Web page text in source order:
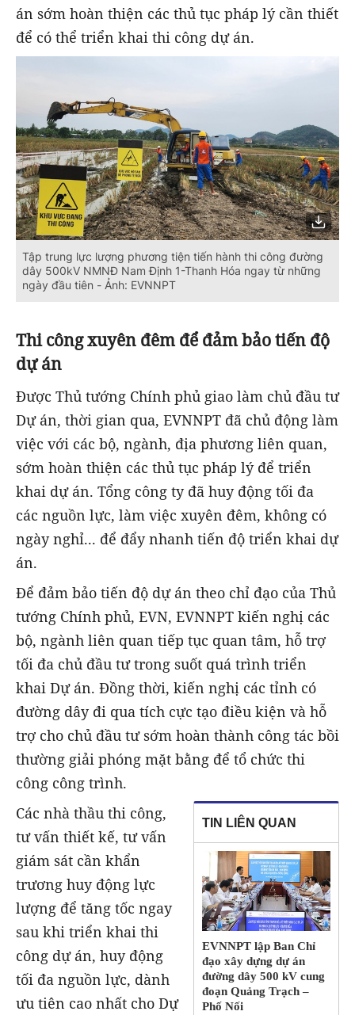
án sớm hoàn thiện các thủ tục pháp lý cần thiết
để có thể triển khai thi công dự án.
Tập trung lực lượng phương tiện tiến hành thi công đường
dây 500kV NMNĐ Nam Định 1-Thanh Hóa ngay từ những
ngày đầu tiên - Ảnh: EVNNPT
Thi công xuyên đêm để đảm bảo tiến độ
dự án
Được Thủ tướng Chính phủ giao làm chủ đầu tư
Dự án, thời gian qua, EVNNPT đã chủ động làm
việc với các bộ, ngành, địa phương liên quan,
sớm hoàn thiện các thủ tục pháp lý để triển
khai dự án. Tổng công ty đã huy động tối đa
các nguồn lực, làm việc xuyên đêm, không có
ngày nghỉ... để đẩy nhanh tiến độ triển khai dự
án.
Để đảm bảo tiến độ dự án theo chỉ đạo của Thủ
tướng Chính phủ, EVN, EVNNPT kiến nghị các
bộ, ngành liên quan tiếp tục quan tâm, hỗ trợ
tối đa chủ đầu tư trong suốt quá trình triển
khai Dự án. Đồng thời, kiến nghị các tỉnh có
đường dây đi qua tích cực tạo điều kiện và hỗ
trợ cho chủ đầu tư sớm hoàn thành công tác bồi
thường giải phóng mặt bằng để tổ chức thi
công công trình.
TIN LIÊN QUAN
EVNNPT lập Ban Chỉ
đạo xây dựng dự án
đường dây 500 kV cung
đoạn Quảng Trạch –
Phố Nối
Các nhà thầu thi công,
tư vấn thiết kế, tư vấn
giám sát cần khẩn
trương huy động lực
lượng để tăng tốc ngay
sau khi triển khai thi
công dự án, huy động
tối đa nguồn lực, dành
ưu tiên cao nhất cho Dự